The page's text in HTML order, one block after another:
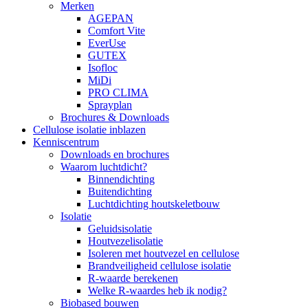
Merken
AGEPAN
Comfort Vite
EverUse
GUTEX
Isofloc
MiDi
PRO CLIMA
Sprayplan
Brochures & Downloads
Cellulose isolatie inblazen
Kenniscentrum
Downloads en brochures
Waarom luchtdicht?
Binnendichting
Buitendichting
Luchtdichting houtskeletbouw
Isolatie
Geluidsisolatie
Houtvezelisolatie
Isoleren met houtvezel en cellulose
Brandveiligheid cellulose isolatie
R-waarde berekenen
Welke R-waardes heb ik nodig?
Biobased bouwen